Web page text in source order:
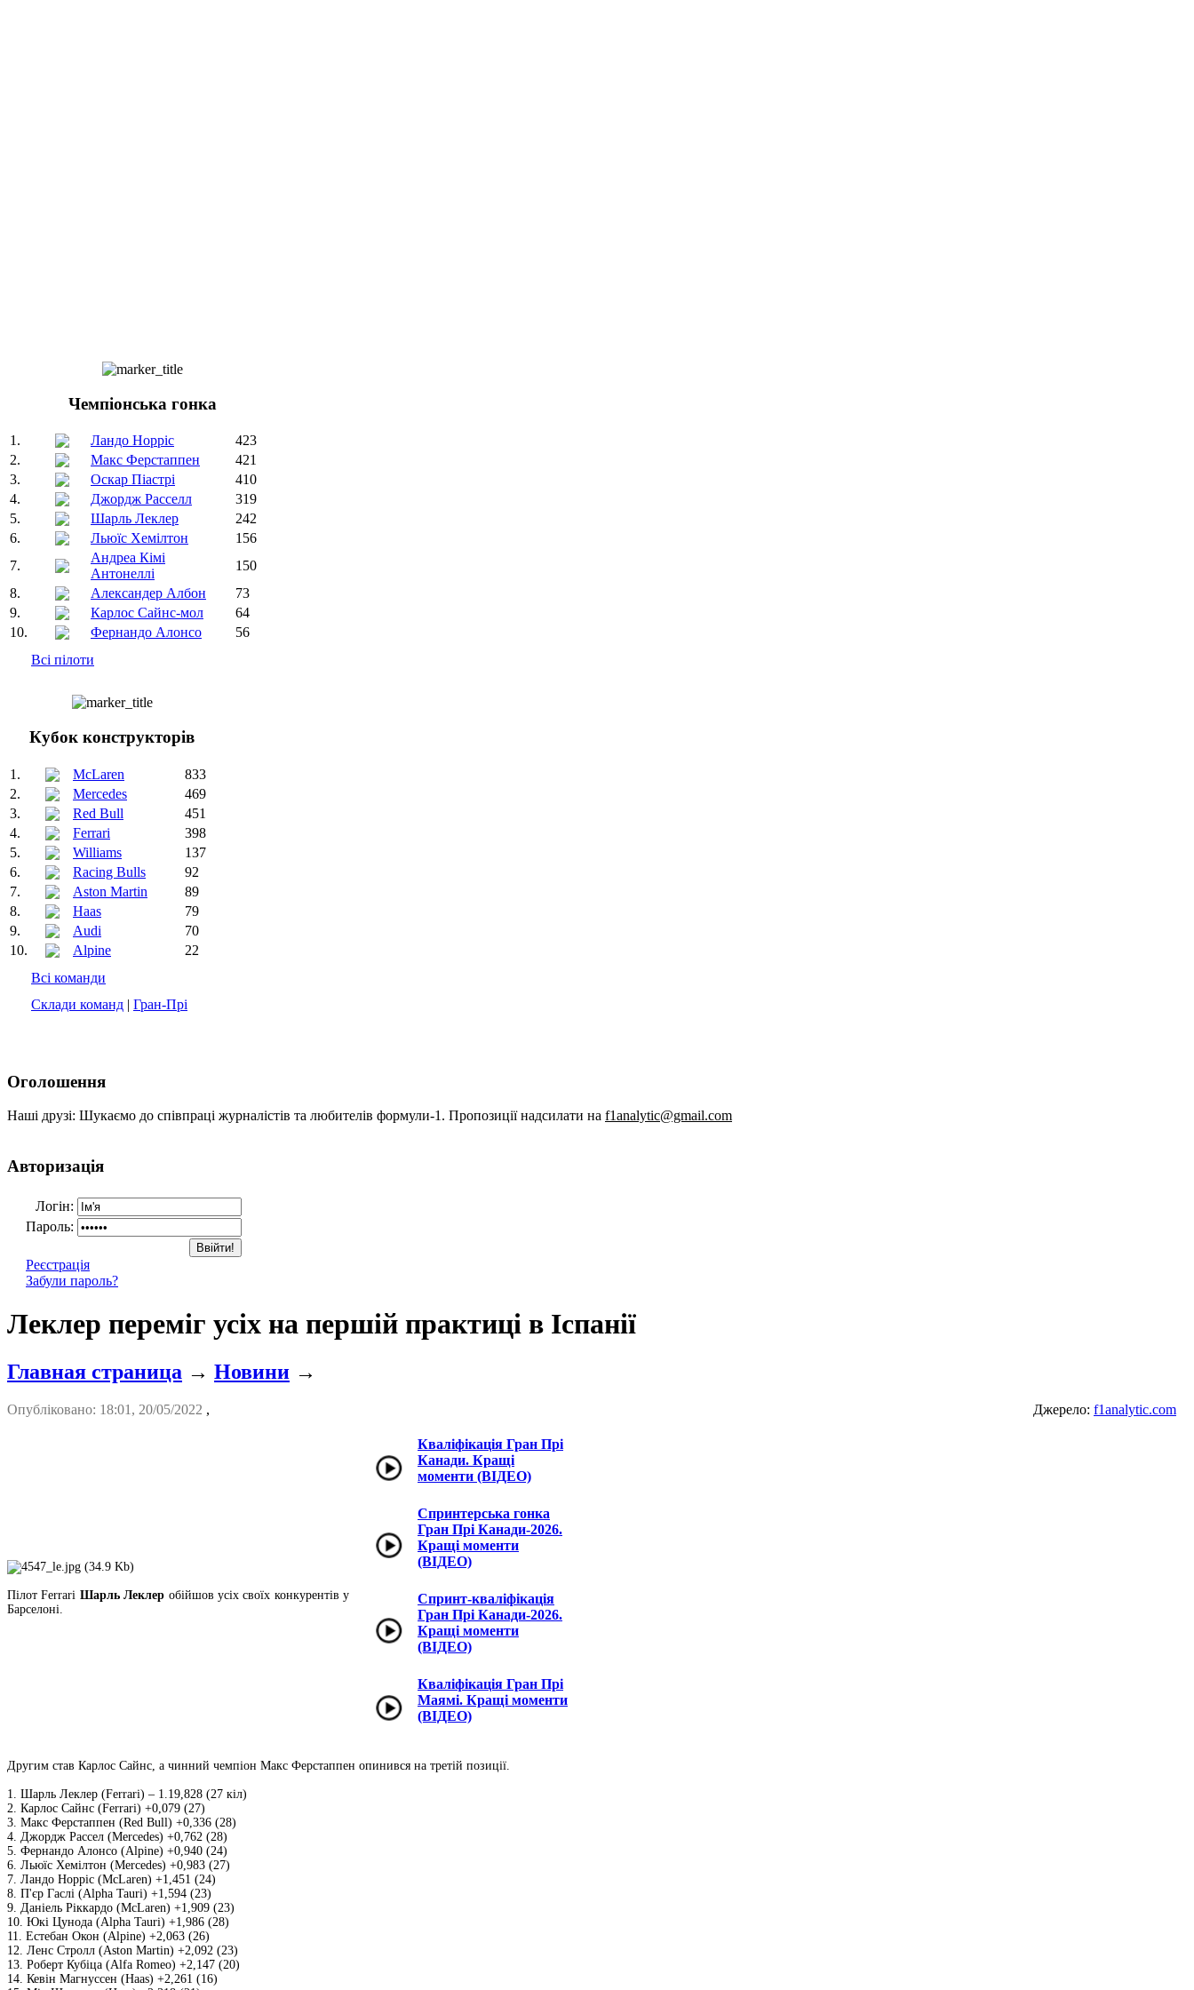
Чемпіонська гонка
1. Ландо Норріс
423
2.
Макс Ферстаппен
421
3.
Оскар Піастрі
410
4.
Джордж Расселл
319
5.
Шарль Леклер
242
6.
Льюїс Хемілтон
156
7.
Андреа Кімі
Антонеллі
150
8.
Александер Албон
73
9.
Карлос Сайнс-мол
64
10.
Фернандо Алонсо
56
Всі пілоти
Кубок конструкторів
1. McLaren
833
2.
Mercedes
469
3.
Red Bull
451
4.
Ferrari
398
5.
Williams
137
6.
Racing Bulls
92
7.
Aston Martin
89
8.
Haas
79
9.
Audi
70
10.
Alpine
22
Всі команди
Склади команд | Гран-Прі
Оголошення
Наші друзі: Шукаємо до співпраці журналістів та любителів формули-1. Пропозиції надсилати на f1analytic@gmail.com
Авторизація
Логін:
Пароль:
Реєстрація
Забули пароль?
Леклер переміг усіх на першій практиці в Іспанії
Главная страница → Новини →
Опубліковано: 18:01, 20/05/2022 , Джерело: f1analytic.com
Пілот Ferrari Шарль Леклер обійшов усіх своїх конкурентів у
Барселоні.
Кваліфікація Гран Прі
Канади. Кращі
моменти (ВІДЕО)
Спринтерська гонка
Гран Прі Канади-2026.
Кращі моменти
(ВІДЕО)
Спринт-кваліфікація
Гран Прі Канади-2026.
Кращі моменти
(ВІДЕО)
Кваліфікація Гран Прі
Маямі. Кращі моменти
(ВІДЕО)
Другим став Карлос Сайнс, а чинний чемпіон Макс Ферстаппен опинився на третій позиції.
1. Шарль Леклер (Ferrari) – 1.19,828 (27 кіл)
2. Карлос Сайнс (Ferrari) +0,079 (27)
3. Макс Ферстаппен (Red Bull) +0,336 (28)
4. Джордж Рассел (Mercedes) +0,762 (28)
5. Фернандо Алонсо (Alpine) +0,940 (24)
6. Льюїс Хемілтон (Mercedes) +0,983 (27)
7. Ландо Норріс (McLaren) +1,451 (24)
8. П'єр Гаслі (Alpha Tauri) +1,594 (23)
9. Даніель Ріккардо (McLaren) +1,909 (23)
10. Юкі Цунода (Alpha Tauri) +1,986 (28)
11. Естебан Окон (Alpine) +2,063 (26)
12. Ленс Стролл (Aston Martin) +2,092 (23)
13. Роберт Кубіца (Alfa Romeo) +2,147 (20)
14. Кевін Магнуссен (Haas) +2,261 (16)